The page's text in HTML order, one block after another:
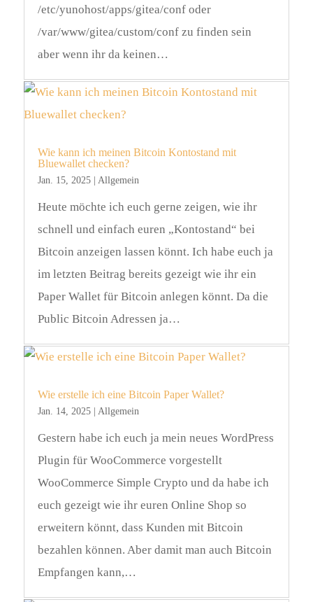
/etc/yunohost/apps/gitea/conf oder
/var/www/gitea/custom/conf zu finden sein
aber wenn ihr da keinen…
Wie kann ich meinen Bitcoin Kontostand mit
Bluewallet checken?
Jan. 15, 2025| Allgemein
Heute möchte ich euch gerne zeigen, wie ihr
schnell und einfach euren „Kontostand“ bei
Bitcoin anzeigen lassen könnt. Ich habe euch ja
im letzten Beitrag bereits gezeigt wie ihr ein
Paper Wallet für Bitcoin anlegen könnt. Da die
Public Bitcoin Adressen ja…
Wie erstelle ich eine Bitcoin Paper Wallet?
Jan. 14, 2025| Allgemein
Gestern habe ich euch ja mein neues WordPress
Plugin für WooCommerce vorgestellt
WooCommerce Simple Crypto und da habe ich
euch gezeigt wie ihr euren Online Shop so
erweitern könnt, dass Kunden mit Bitcoin
bezahlen können. Aber damit man auch Bitcoin
Empfangen kann,…